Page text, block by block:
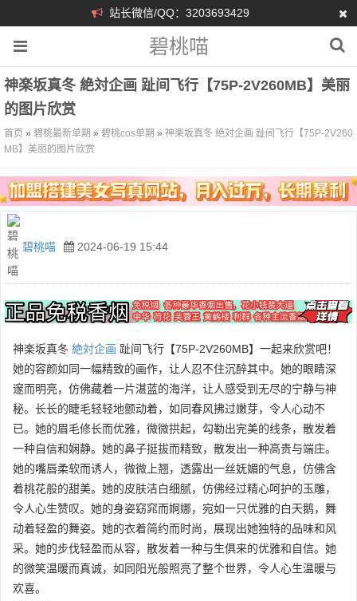
站长微信/QQ：3203693429
碧桃喵
神楽坂真冬 絶対企画 趾间飞行【75P-2V260MB】美丽
的图片欣赏
首页 » 碧桃最新单期 » 碧桃cos单期 » 神楽坂真冬 絶対企画 趾间飞行【75P-2V260
MB】美丽的图片欣赏
碧桃喵 2024-06-19 15:44
神楽坂真冬 絶対企画 趾间飞行【75P-2V260MB】一起来欣赏吧！
她的容颜如同一幅精致的画作，让人忍不住沉醉其中。她的眼睛深
邃而明亮，仿佛藏着一片湛蓝的海洋，让人感受到无尽的宁静与神
秘。长长的睫毛轻轻地颤动着，如同春风拂过嫩芽，令人心动不
已。她的眉毛修长而优雅，微微拱起，勾勒出完美的线条，散发着
一种自信和娴静。她的鼻子挺拔而精致，散发出一种高贵与端庄。
她的嘴唇柔软而诱人，微微上翘，透露出一丝妩媚的气息，仿佛含
着桃花般的甜美。她的皮肤洁白细腻，仿佛经过精心呵护的玉雕，
令人心生赞叹。她的身姿窈窕而婀娜，宛如一只优雅的白天鹅，舞
动着轻盈的舞姿。她的衣着简约而时尚，展现出她独特的品味和风
采。她的步伐轻盈而从容，散发着一种与生俱来的优雅和自信。她
的微笑温暖而真诚，如同阳光般照亮了整个世界，令人心生温暖与
欢喜。